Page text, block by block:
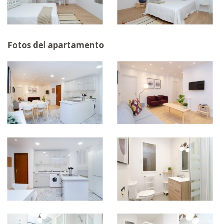
Fotos del apartamento